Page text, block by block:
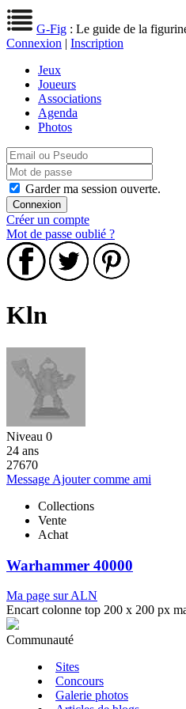
G-Fig : Le guide de la
Connexion | Inscription
Jeux
Joueurs
Associations
Agenda
Photos
Garder ma session ouverte.
Créer un compte
Mot de passe oublié ?
Kln
Niveau 0
24 ans
27670
Message Ajouter comme ami
Collections
Vente
Achat
Warhammer 40000
Ma page sur ALN
Encart colonne top 200 x 200 px
Communauté
Sites
Concours
Galerie photos